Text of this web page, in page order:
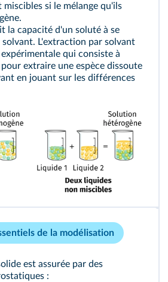
miscibles si le mélange qu'ils
la capacité d'un soluté à se
solvant. L'extraction par solvant
qui consiste à
extraire une espèce dissoute
en jouant sur les différences
de la modélisation
est assurée par des
: